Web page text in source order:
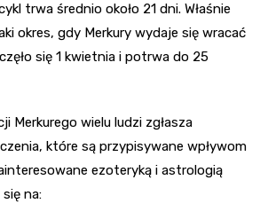
trwa średnio około 21 dni. Właśnie
okres, gdy Merkury wydaje się wracać
się 1 kwietnia i potrwa do 25
Merkurego wielu ludzi zgłasza
które są przypisywane wpływom
ezoteryką i astrologią
na: